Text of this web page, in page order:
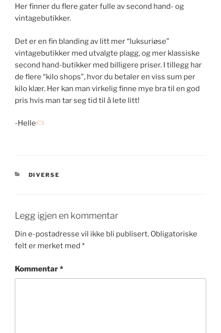
Her finner du flere gater fulle av second hand- og
vintagebutikker.
Det er en fin blanding av litt mer “luksuriøse”
vintagebutikker med utvalgte plagg, og mer klassiske
second hand-butikker med billigere priser. I tillegg har
de flere “kilo shops”, hvor du betaler en viss sum per
kilo klær. Her kan man virkelig finne mye bra til en god
pris hvis man tar seg tid til å lete litt!
-Helle
KATEGORIER
DIVERSE
Legg igjen en kommentar
Din e-postadresse vil ikke bli publisert. Obligatoriske
felt er merket med *
Kommentar*